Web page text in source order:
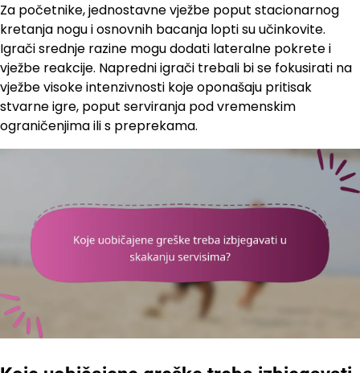
Za početnike, jednostavne vježbe poput stacionarnog
kretanja nogu i osnovnih bacanja lopti su učinkovite.
Igrači srednje razine mogu dodati lateralne pokrete i
vježbe reakcije. Napredni igrači trebali bi se fokusirati na
vježbe visoke intenzivnosti koje oponašaju pritisak
stvarne igre, poput serviranja pod vremenskim
ograničenjima ili s preprekama.